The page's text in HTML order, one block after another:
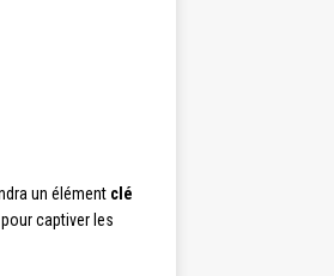
un élément clé
captiver les